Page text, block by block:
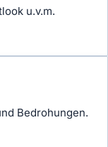
u.v.m.
Bedrohungen.